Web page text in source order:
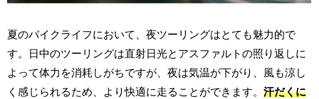
夏のバイクライフにおいて、夜ツーリングはとても魅力的で
す。日中のツーリングは直射日光とアスファルトの照り返しに
よって体力を消耗しがちですが、夜は気温が下がり、風も涼し
く感じられるため、より快適に走ることができます。 汗だくに